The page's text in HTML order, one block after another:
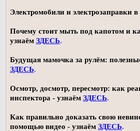
Электромобили и электрозаправки
Почему стоит мыть под капотом и
узнаём ЗДЕСЬ.
Будущая мамочка за рулём:
ЗДЕСЬ.
Осмотр, досмотр, пересмотр: как
инспектора - узнаём ЗДЕСЬ.
Как правильно доказать свою
помощью видео - узнаём ЗДЕСЬ.